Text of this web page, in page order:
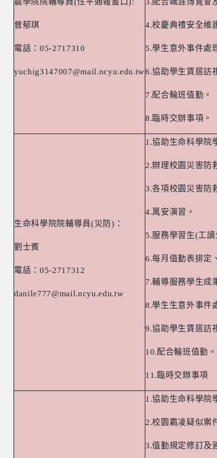
曾郁琪
電話：05-2717310
yuchig3147007@mail.ncyu.edu.tw
4.校慶典禮安全維
5.學生意外事件處
6.協助學生賃居訪
7.配合輪班值勤。
8.臨時交辦事項。
生命科學院院輔導員(災防) ：
劉士賓
電話：05-2717312
danile777@mail.ncyu.edu.tw
1.協助生命科學院
2.辦理校園災害防
3.各項校園災害防
4.萬安演習。
5.服務學習生(工
6.每月值勤表排定
7.輔導服務學生成
8.學生生意外事件
9.協助學生賃居訪
10.配合輪班值勤。
11. 臨時交辦事項
1.協助生命科學院
2.校園霸凌疑似案
3.值勤規定修訂及